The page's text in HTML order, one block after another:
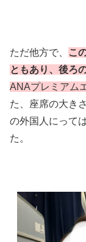
ただ他方で、
こ
ともあり、後ろ
ANAプレミアム
た、座席の大き
の外国人にって
た。